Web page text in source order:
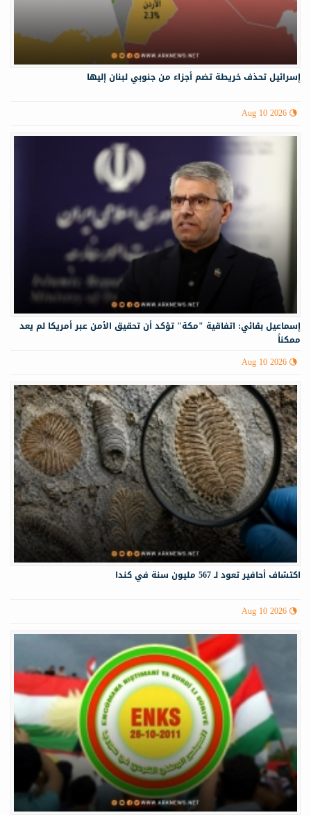
إسرائيل تحذف خريطة تضم أجزاء من جنوبي لبنان إليها
Aug 10 2026
إسماعيل بقائي: اتفاقية "مكة" تؤكد أن تحقيق الأمن عبر أمريكا لم يعد
ممكناً
Aug 10 2026
اكتشاف أحافير تعود لـ 567 مليون سنة في كندا
Aug 10 2026